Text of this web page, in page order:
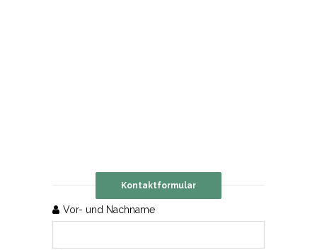
Kontaktformular
Vor- und Nachname